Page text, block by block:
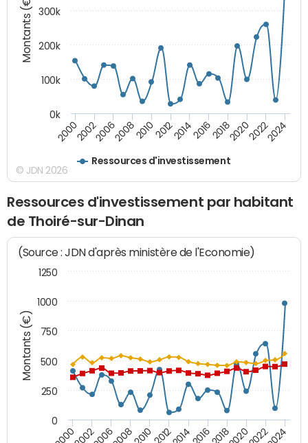
Montants (€)
Ressources d'investissement
200020022006200820102012201420162018202020222024
0k
100k
200k
300k
© JDN 2026
Ressources d'investissement par habitant
de Thoiré-sur-Dinan
Montants (€)
(Source : JDN d'après ministère de l'Economie)
200020022006200820102012201420162018202020222024
0
250
500
750
1000
1250